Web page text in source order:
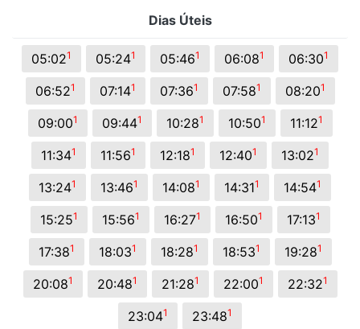
Dias Úteis
05:021 05:241 05:461 06:081 06:301
06:521 07:141 07:361 07:581 08:201
09:001 09:441 10:281 10:501 11:121
11:341 11:561 12:181 12:401 13:021
13:241 13:461 14:081 14:311 14:541
15:251 15:561 16:271 16:501 17:131
17:381 18:031 18:281 18:531 19:281
20:081 20:481 21:281 22:001 22:321
23:041 23:481